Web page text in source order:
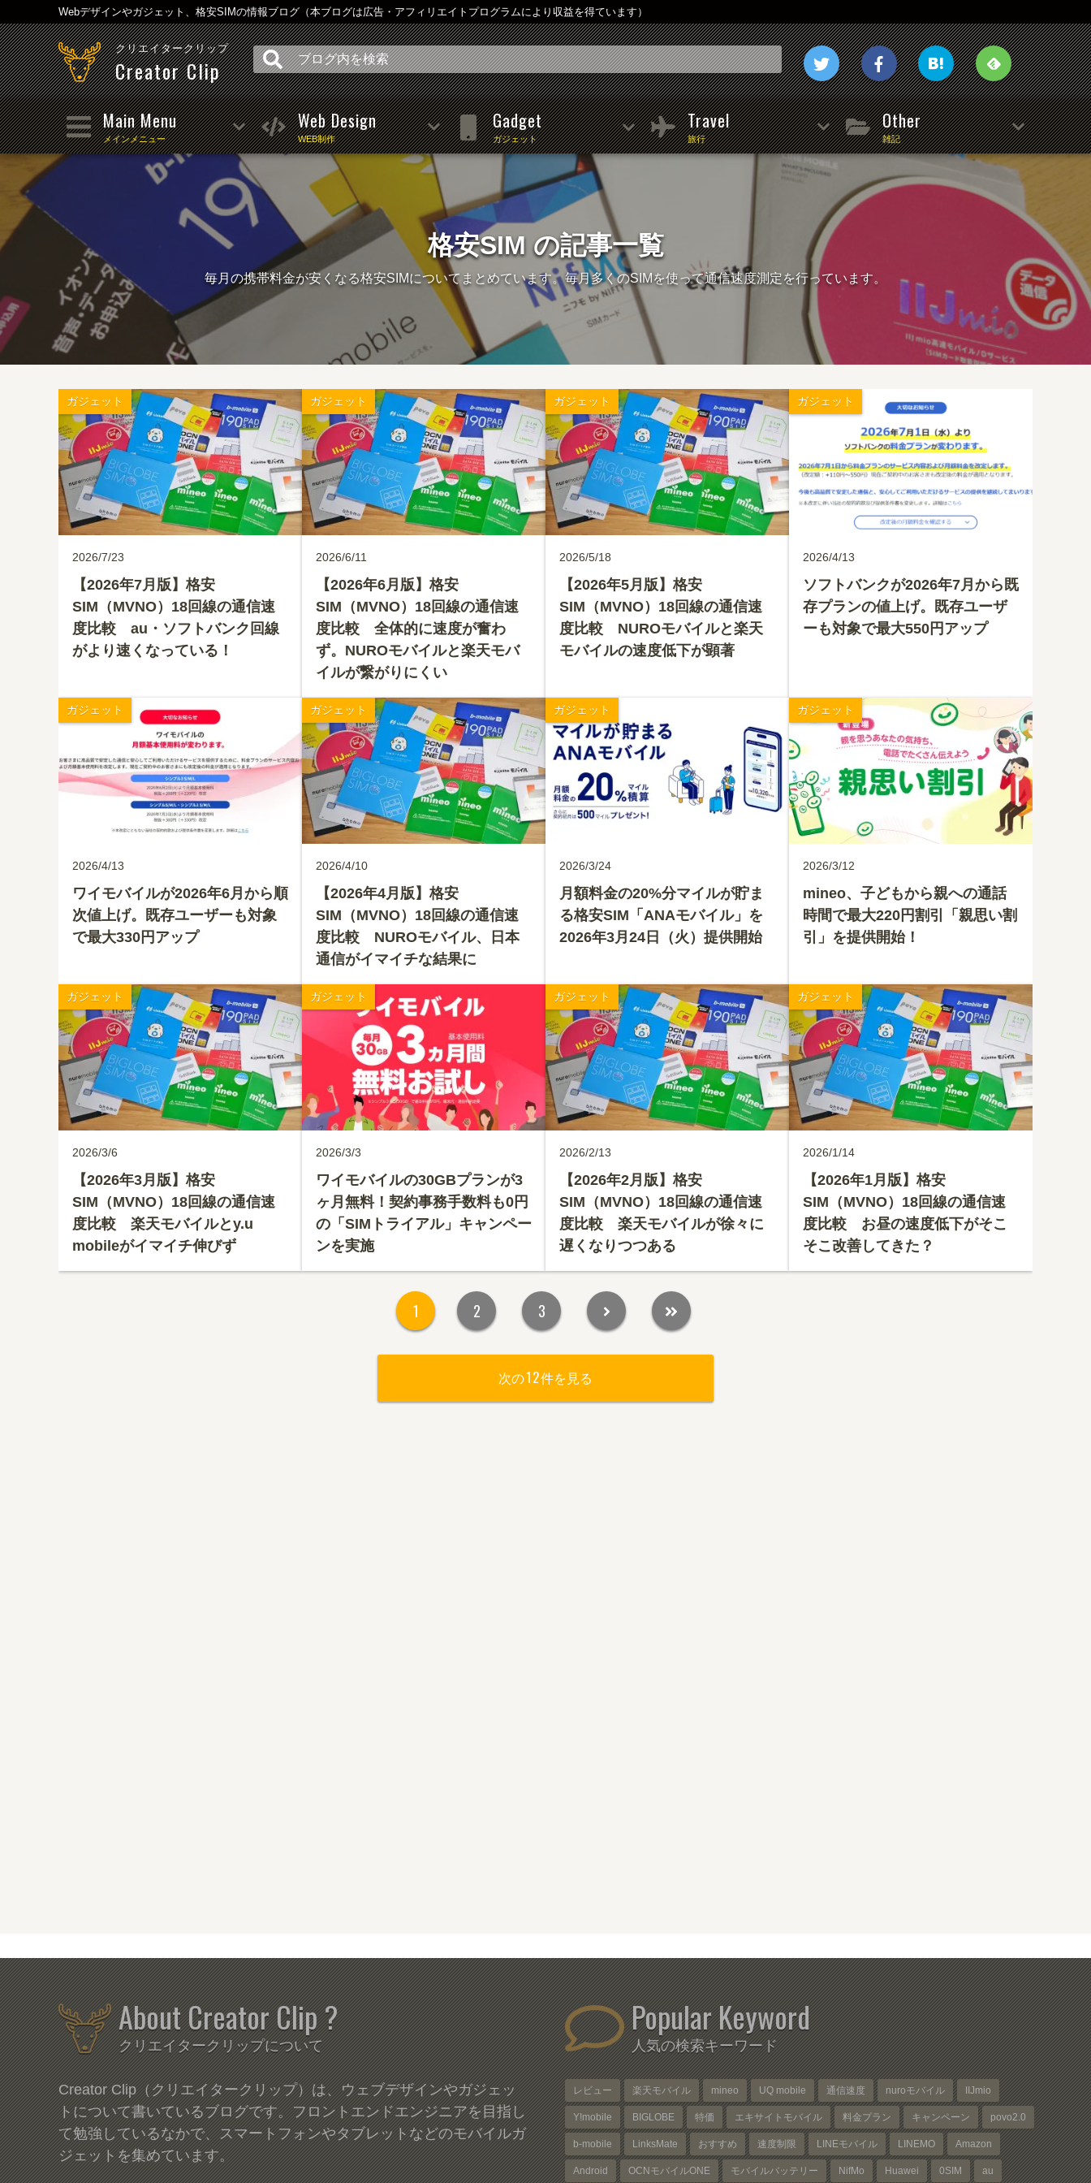
Webデザインやガジェット、格安SIMの情報ブログ（本ブログは広告・アフィリエイトプログラムにより収益を得ています）
クリエイタークリップ
Creator Clip
Main Menu
メインメニュー
Web Design
WEB制作
Gadget
ガジェット
Travel
旅行
Other
雑記
格安SIM の記事一覧
毎月の携帯料金が安くなる格安SIMについてまとめています。毎月多くのSIMを使って通信速度測定を行っています。
ガジェット
2026/7/23
【2026年7月版】格安
SIM（MVNO）18回線の通信速
度比較 au・ソフトバンク回線
がより速くなっている！
ガジェット
2026/6/11
【2026年6月版】格安
SIM（MVNO）18回線の通信速
度比較 全体的に速度が奮わ
ず。NUROモバイルと楽天モバ
イルが繋がりにくい
ガジェット
2026/5/18
【2026年5月版】格安
SIM（MVNO）18回線の通信速
度比較 NUROモバイルと楽天
モバイルの速度低下が顕著
ガジェット
2026/4/13
ソフトバンクが2026年7月から既
存プランの値上げ。既存ユーザ
ーも対象で最大550円アップ
ガジェット
2026/4/13
ワイモバイルが2026年6月から順
次値上げ。既存ユーザーも対象
で最大330円アップ
ガジェット
2026/4/10
【2026年4月版】格安
SIM（MVNO）18回線の通信速
度比較 NUROモバイル、日本
通信がイマイチな結果に
ガジェット
2026/3/24
月額料金の20%分マイルが貯ま
る格安SIM「ANAモバイル」を
2026年3月24日（火）提供開始
ガジェット
2026/3/12
mineo、子どもから親への通話
時間で最大220円割引「親思い割
引」を提供開始！
ガジェット
2026/3/6
【2026年3月版】格安
SIM（MVNO）18回線の通信速
度比較 楽天モバイルとy.u
mobileがイマイチ伸びず
ガジェット
2026/3/3
ワイモバイルの30GBプランが3
ヶ月無料！契約事務手数料も0円
の「SIMトライアル」キャンペー
ンを実施
ガジェット
2026/2/13
【2026年2月版】格安
SIM（MVNO）18回線の通信速
度比較 楽天モバイルが徐々に
遅くなりつつある
ガジェット
2026/1/14
【2026年1月版】格安
SIM（MVNO）18回線の通信速
度比較 お昼の速度低下がそこ
そこ改善してきた？
1 2 3
次の12件を見る
About Creator Clip ?
クリエイタークリップについて
Creator Clip（クリエイタークリップ）は、ウェブデザインやガジェッ
トについて書いているブログです。フロントエンドエンジニアを目指し
て勉強しているなかで、スマートフォンやタブレットなどのモバイルガ
ジェットを集めています。
Popular Keyword
人気の検索キーワード
レビュー 楽天モバイル mineo UQ mobile 通信速度 nuroモバイル IIJmio
Y!mobile BIGLOBE 特価 エキサイトモバイル 料金プラン キャンペーン povo2.0
b-mobile LinksMate おすすめ 速度制限 LINEモバイル LINEMO Amazon
Android OCNモバイルONE モバイルバッテリー NifMo Huawei 0SIM au